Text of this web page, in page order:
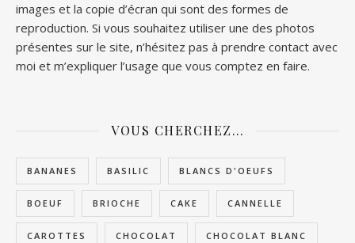
images et la copie d’écran qui sont des formes de
reproduction. Si vous souhaitez utiliser une des photos
présentes sur le site, n’hésitez pas à prendre contact avec
moi et m’expliquer l’usage que vous comptez en faire.
VOUS CHERCHEZ…
BANANES BASILIC BLANCS D'OEUFS
BOEUF BRIOCHE CAKE CANNELLE
CAROTTES CHOCOLAT CHOCOLAT BLANC